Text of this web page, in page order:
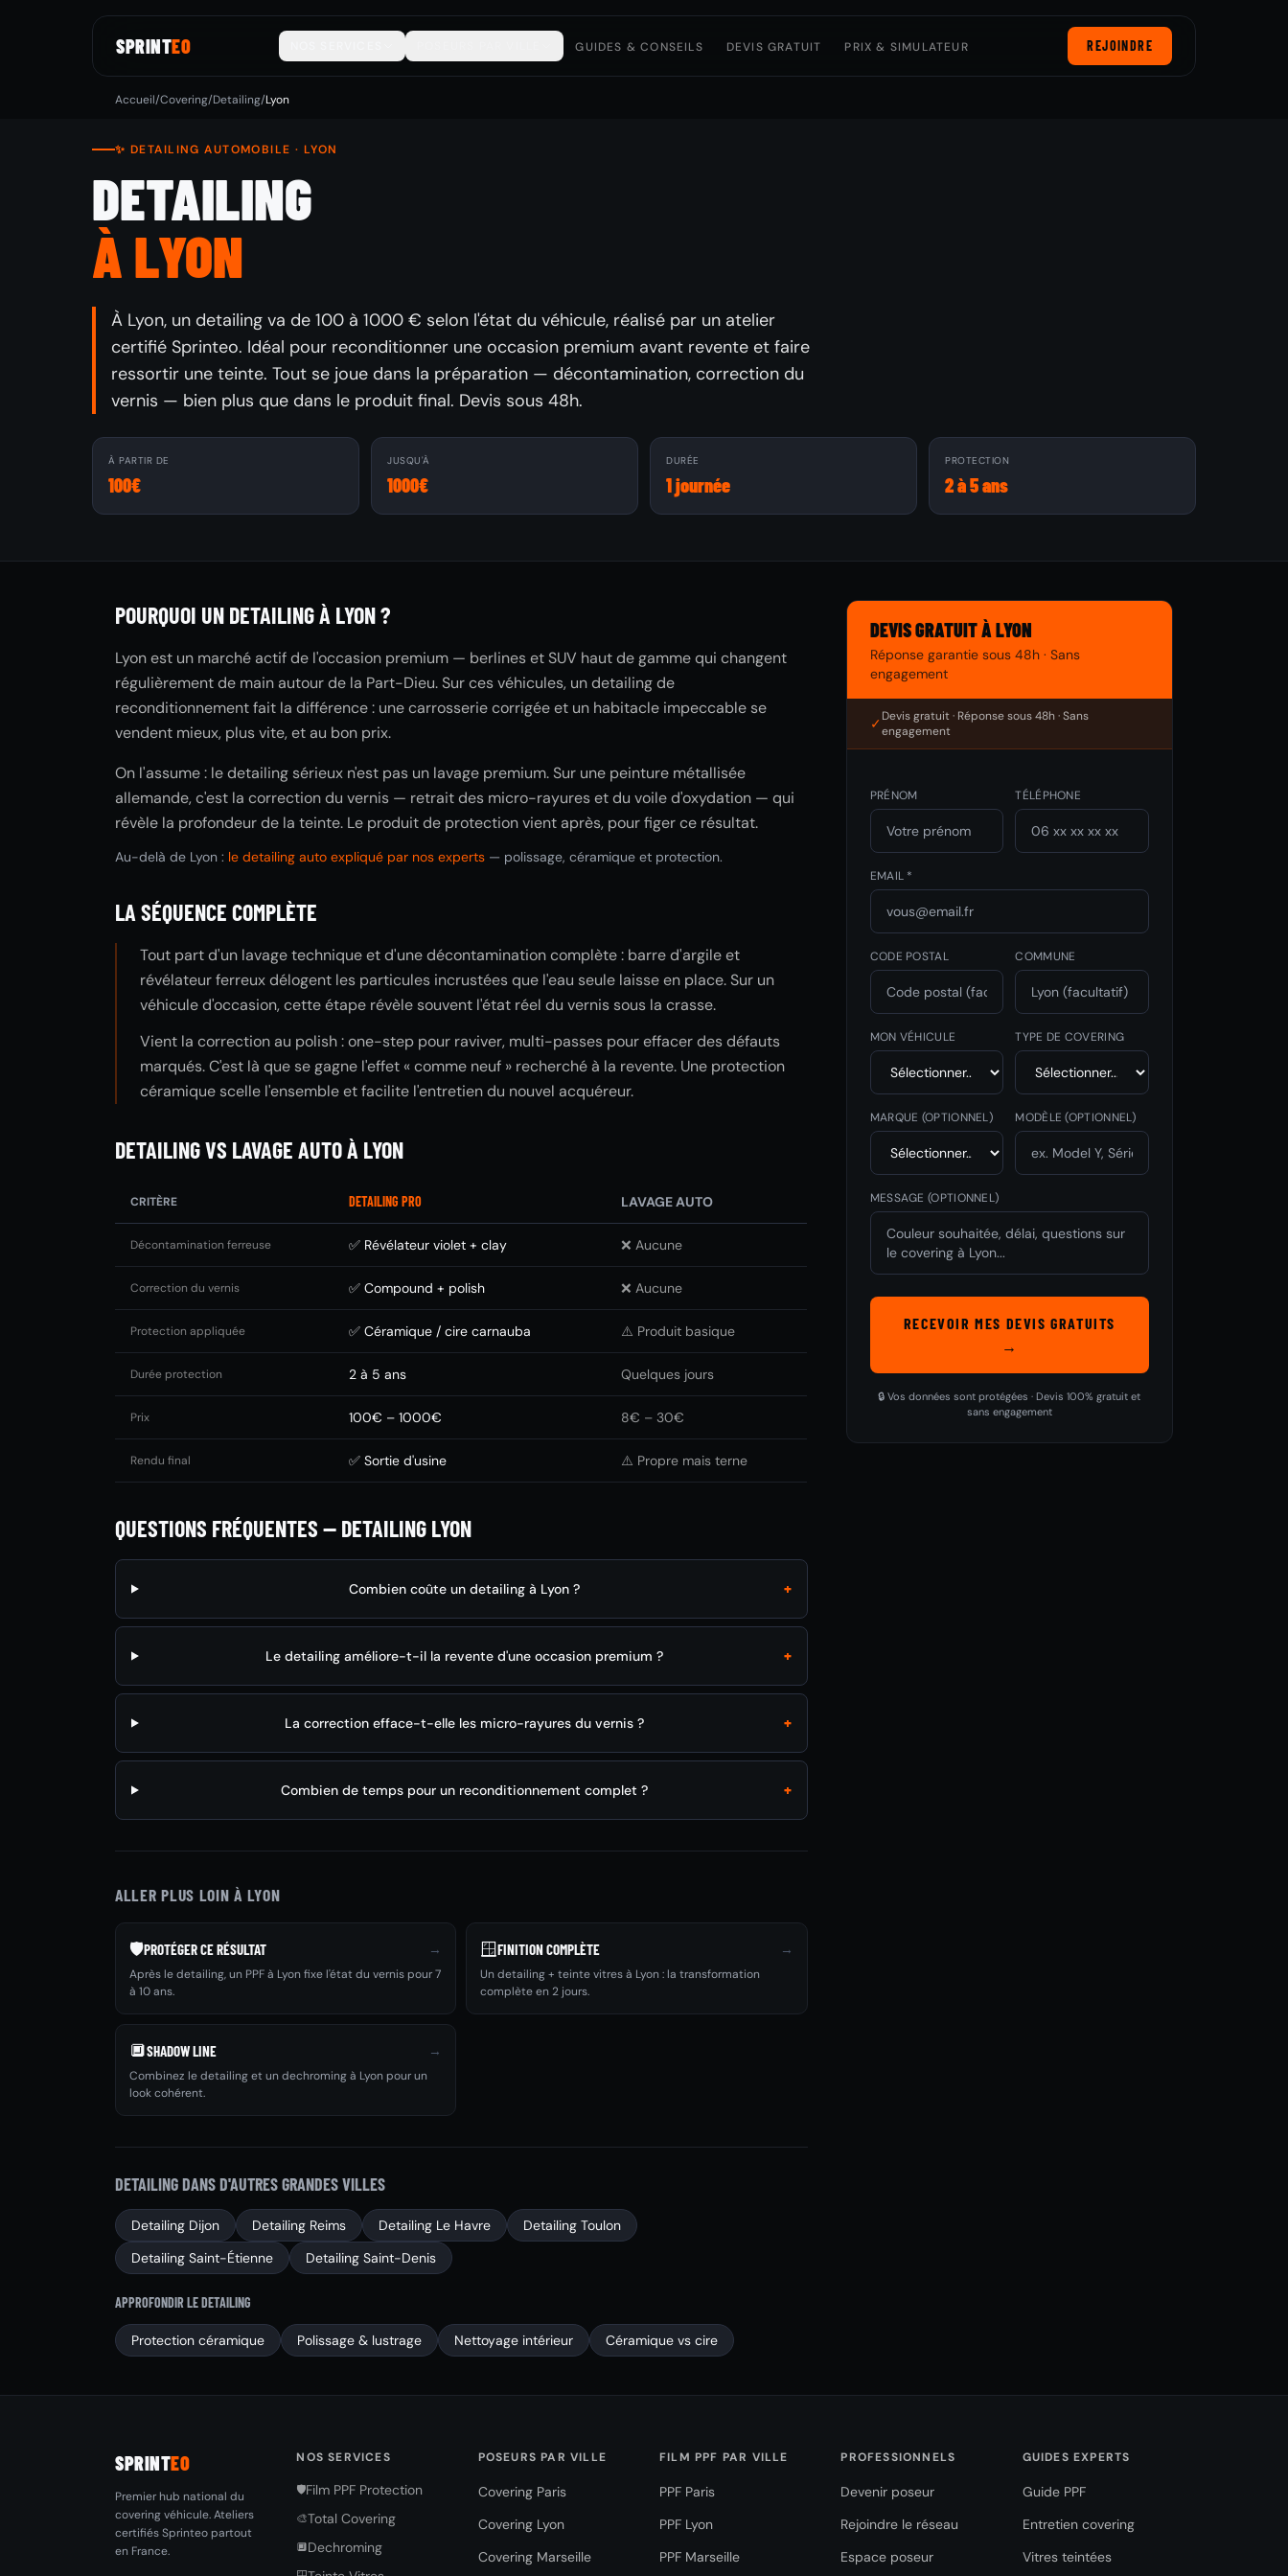
SPRINTEO GUIDES & CONSEILS DEVIS GRATUIT PRIX & SIMULATEUR REJOINDRE
Accueil/Covering/Detailing/Lyon
✨ DETAILING AUTOMOBILE · LYON
DETAILING
À LYON
À Lyon, un detailing va de 100 à 1000 € selon l'état du véhicule, réalisé par un atelier
certifié Sprinteo. Idéal pour reconditionner une occasion premium avant revente et faire
ressortir une teinte. Tout se joue dans la préparation — décontamination, correction du
vernis — bien plus que dans le produit final. Devis sous 48h.
À PARTIR DE
100€
JUSQU'À
1000€
DURÉE
1 journée
PROTECTION
2 à 5 ans
POURQUOI UN DETAILING À LYON ?
Lyon est un marché actif de l'occasion premium — berlines et SUV haut de gamme qui changent
régulièrement de main autour de la Part-Dieu. Sur ces véhicules, un detailing de
reconditionnement fait la différence : une carrosserie corrigée et un habitacle impeccable se
vendent mieux, plus vite, et au bon prix.
On l'assume : le detailing sérieux n'est pas un lavage premium. Sur une peinture métallisée
allemande, c'est la correction du vernis — retrait des micro-rayures et du voile d'oxydation — qui
révèle la profondeur de la teinte. Le produit de protection vient après, pour figer ce résultat.
Au-delà de Lyon : le detailing auto expliqué par nos experts — polissage, céramique et protection.
LA SÉQUENCE COMPLÈTE
Tout part d'un lavage technique et d'une décontamination complète : barre d'argile et
révélateur ferreux délogent les particules incrustées que l'eau seule laisse en place. Sur un
véhicule d'occasion, cette étape révèle souvent l'état réel du vernis sous la crasse.
Vient la correction au polish : one-step pour raviver, multi-passes pour effacer des défauts
marqués. C'est là que se gagne l'effet « comme neuf » recherché à la revente. Une protection
céramique scelle l'ensemble et facilite l'entretien du nouvel acquéreur.
DETAILING VS LAVAGE AUTO À LYON
CRITÈRE DETAILING PRO LAVAGE AUTO
Décontamination ferreuse ✅ Révélateur violet + clay ❌ Aucune
Correction du vernis ✅ Compound + polish ❌ Aucune
Protection appliquée ✅ Céramique / cire carnauba ⚠️ Produit basique
Durée protection 2 à 5 ans Quelques jours
Prix 100€ – 1000€ 8€ – 30€
Rendu final ✅ Sortie d'usine ⚠️ Propre mais terne
QUESTIONS FRÉQUENTES — DETAILING LYON
Combien coûte un detailing à Lyon ? +
Le detailing améliore-t-il la revente d'une occasion premium ? +
La correction efface-t-elle les micro-rayures du vernis ? +
Combien de temps pour un reconditionnement complet ? +
ALLER PLUS LOIN À LYON
🛡️PROTÉGER CE RÉSULTAT →
Après le detailing, un PPF à Lyon fixe l'état du vernis pour 7
à 10 ans.
🪟FINITION COMPLÈTE →
Un detailing + teinte vitres à Lyon : la transformation
complète en 2 jours.
🔲SHADOW LINE →
Combinez le detailing et un dechroming à Lyon pour un
look cohérent.
DETAILING DANS D'AUTRES GRANDES VILLES
Detailing Dijon Detailing Reims Detailing Le Havre
Detailing Toulon
Detailing Saint-Étienne
Detailing Saint-Denis
APPROFONDIR LE DETAILING
Protection céramique Polissage & lustrage Nettoyage intérieur Céramique vs cire
DEVIS GRATUIT À LYON
Réponse garantie sous 48h · Sans
engagement
✓Devis gratuit · Réponse sous 48h · Sans
engagement
PRÉNOM TÉLÉPHONE
EMAIL *
CODE POSTAL COMMUNE
MON VÉHICULE TYPE DE COVERING
MARQUE (OPTIONNEL) MODÈLE(OPTIONNEL)
MESSAGE (OPTIONNEL)
RECEVOIR MES DEVIS GRATUITS
→
🔒 Vos données sont protégées · Devis 100% gratuit et
sans engagement
SPRINTEO
Premier hub national du
covering véhicule. Ateliers
certifiés Sprinteo partout
en France.
NOS SERVICES
🛡️Film PPF Protection
🎨Total Covering
🔲Dechroming
POSEURS PAR VILLE
Covering Paris
Covering Lyon
Covering Marseille
FILM PPF PAR VILLE
PPF Paris
PPF Lyon
PPF Marseille
PROFESSIONNELS
Devenir poseur
Rejoindre le réseau
Espace poseur
GUIDES EXPERTS
Guide PPF
Entretien covering
Vitres teintées